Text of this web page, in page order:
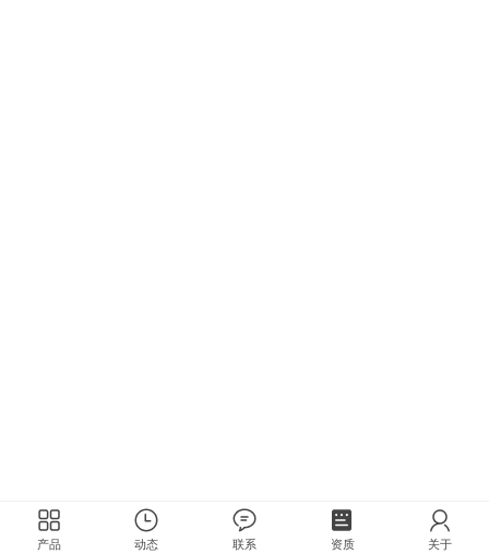
产品 动态 联系 资质 关于